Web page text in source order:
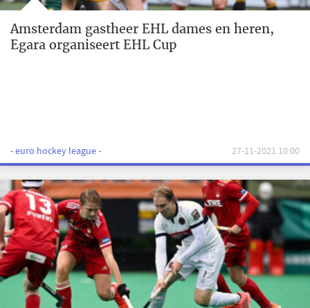
Amsterdam gastheer EHL dames en heren,
Egara organiseert EHL Cup
- euro hockey league - 27-11-2021 10:00